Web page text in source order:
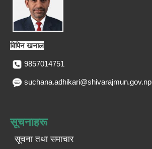
विपिन खनाल
9857014751
suchana.adhikari@shivarajmun.gov.np
सूचनाहरू
सूचना तथा समाचार